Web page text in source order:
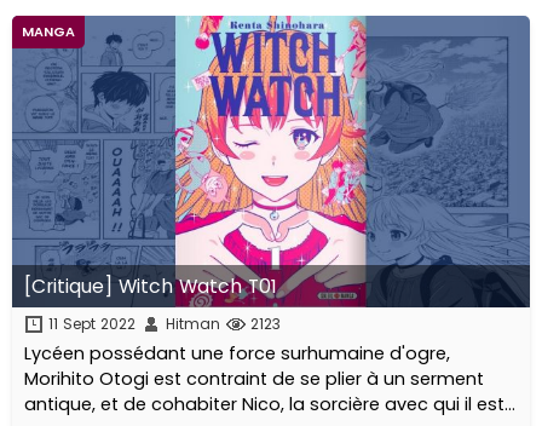
MANGA
[Critique] Witch Watch T01
11 Sept 2022 Hitman 2123
Lycéen possédant une force surhumaine d'ogre,
Morihito Otogi est contraint de se plier à un serment
antique, et de cohabiter Nico, la sorcière avec qui il est